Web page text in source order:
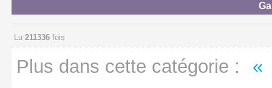
Lu 211336 fois
Plus dans cette catégorie :